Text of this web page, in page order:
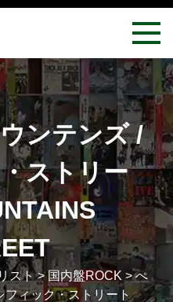
ンテンズ /
ストリー
スト>国内盤ROCK >ぺ
フィック・ストリート